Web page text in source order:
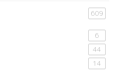
609
6
44
14